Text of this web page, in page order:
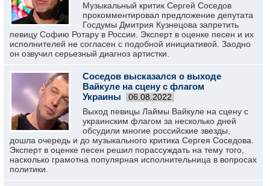
Музыкальный критик Сергей Соседов
прокомментировал предложение депутата
Госдумы Дмитрия Кузнецова запретить
певицу Софию Ротару в России. Эксперт в оценке песен и их
исполнителей не согласен с подобной инициативой. Заодно
он озвучил серьезный диагноз артистки.
Соседов высказался о выходе
Вайкуле на сцену с флагом
Украины
06.08.2022
Выход певицы Лаймы Вайкуле на сцену с
украинским флагом за несколько дней
обсудили многие российские звезды,
дошла очередь и до музыкального критика Сергея Соседова.
Эксперт в оценке песен решил порассуждать на тему того,
насколько грамотна популярная исполнительница в вопросах
политики.